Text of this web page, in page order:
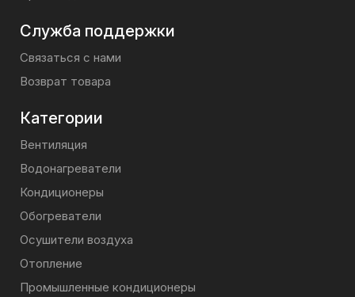
Служба поддержки
Связаться с нами
Возврат товара
Категории
Вентиляция
Водонагреватели
Кондиционеры
Обогреватели
Осушители воздуха
Отопление
Промышленные кондиционеры